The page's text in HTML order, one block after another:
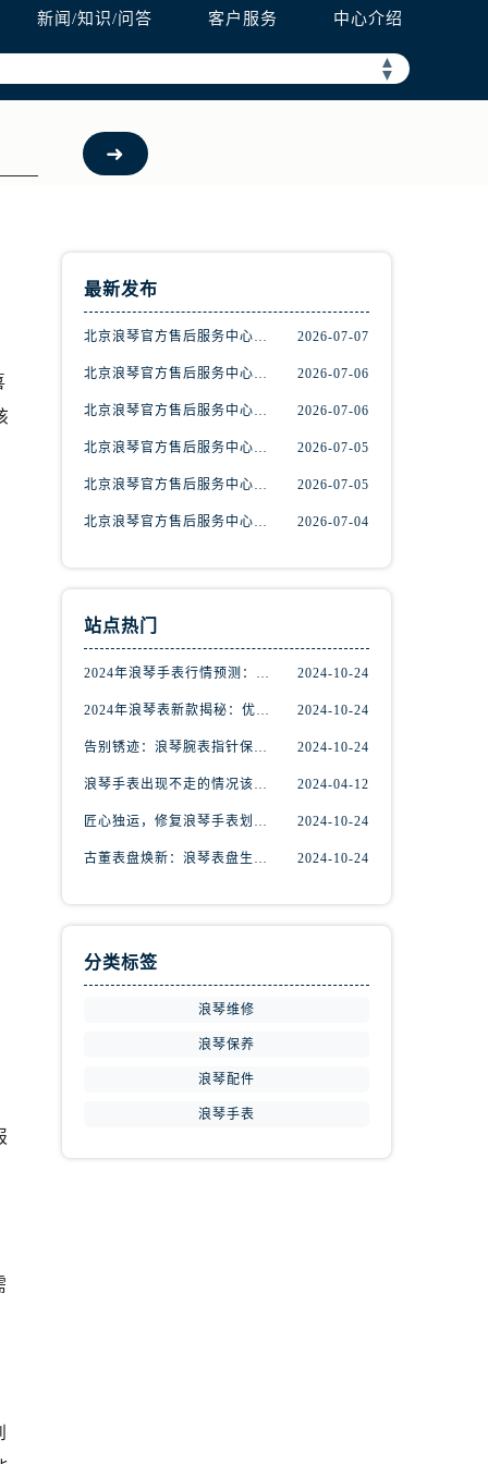
新闻/知识/问答 客户服务 中心介绍
▲
▼
最新发布
北京浪琴官方售后服务中心｜维修地址与官方客服热线权威信息公示（2026年7月最新） 2026-07-07
北京浪琴官方售后服务中心｜最新电话与网点地址权威信息公示（2026年7月最新） 2026-07-06
北京浪琴官方售后服务中心｜最新地址和售后服务热线权威信息公示（2026年7月最新） 2026-07-06
北京浪琴官方售后服务中心｜完整热线和最新维修地址权威信息公示（2026年7月最新） 2026-07-05
北京浪琴官方售后服务中心｜最新热线及官方维修地址权威信息公示（2026年7月最新） 2026-07-05
北京浪琴官方售后服务中心｜完整地址及服务热线权威信息公示（2026年7月最新） 2026-07-04
站点热门
2024年浪琴手表行情预测：掌握先机，尽享潮流魅力 2024-10-24
2024年浪琴表新款揭秘：优雅与创新的完美融合 2024-10-24
告别锈迹：浪琴腕表指针保养秘籍揭秘 2024-10-24
浪琴手表出现不走的情况该如何维修？ 2024-04-12
匠心独运，修复浪琴手表划痕：专业技巧大揭秘 2024-10-24
古董表盘焕新：浪琴表盘生锈修复秘籍揭秘 2024-10-24
分类标签
浪琴维修
浪琴保养
浪琴配件
浪琴手表